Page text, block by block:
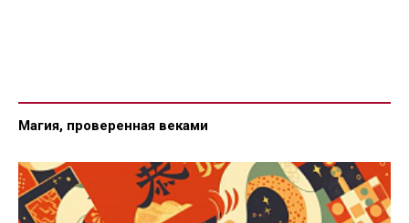
Магия, проверенная веками